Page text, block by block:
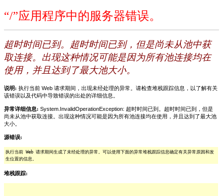
“/”应用程序中的服务器错误。
超时时间已到。超时时间已到，但是尚未从池中获
取连接。出现这种情况可能是因为所有池连接均在
使用，并且达到了最大池大小。
说明: 执行当前 Web 请求期间，出现未经处理的异常。请检查堆栈跟踪信息，以了解有关
该错误以及代码中导致错误的出处的详细信息。
异常详细信息: System.InvalidOperationException: 超时时间已到。超时时间已到，但是
尚未从池中获取连接。出现这种情况可能是因为所有池连接均在使用，并且达到了最大池
大小。
源错误:
执行当前 Web 请求期间生成了未经处理的异常。可以使用下面的异常堆栈跟踪信息确定有关异常原因和发
生位置的信息。
堆栈跟踪: